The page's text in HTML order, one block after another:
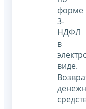
форме
3-
НДФЛ
в
виде.